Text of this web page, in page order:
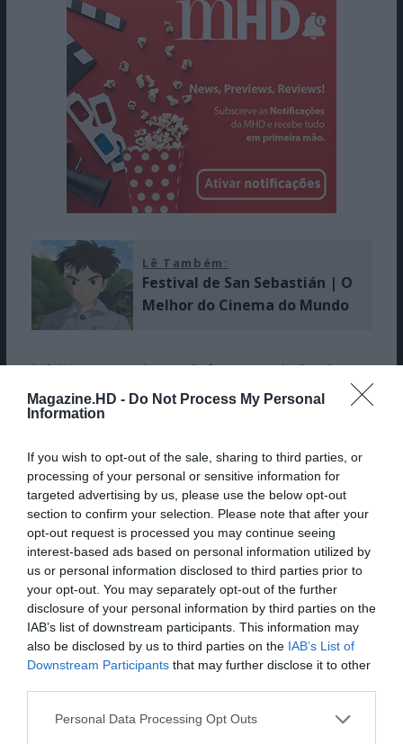
Magazine.HD - Do Not Process My Personal
Information
If you wish to opt-out of the sale, sharing to third parties, or
processing of your personal or sensitive information for
targeted advertising by us, please use the below opt-out
section to confirm your selection. Please note that after your
opt-out request is processed you may continue seeing
interest-based ads based on personal information utilized by
us or personal information disclosed to third parties prior to
your opt-out. You may separately opt-out of the further
disclosure of your personal information by third parties on the
IAB’s list of downstream participants. This information may
also be disclosed by us to third parties on the IAB’s List of
Downstream Participants that may further disclose it to other
Personal Data Processing Opt Outs
Lê Também:
Festival de San Sebastián | O
Melhor do Cinema do Mundo
Infelizmente, toda esta ênfase no trabalho de ator
acaba por prejudicar a eficácia do filme enquanto
objeto cinematográfico. É triste porque, noutras
formal. Enfim, o filme é um brilhante exercício
para o elenco, mas é também monótono nos tons
e preso a uma miséria sem estribeiras que quase
parece sufocar o espetador. Em certa medida,
essa faceta demonstra o poder da fita, sua
capacidade para atormentar quem a vê e suscitar
um desconforto visceral. Por outro lado,
queremos mais, ora na dramaturgia ou na
conceção audiovisual da tormenta. Mesmo assim,
no meio de toda a sua crueldade intolerável,